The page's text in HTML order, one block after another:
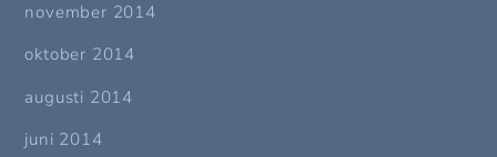
november 2014
oktober 2014
augusti 2014
juni 2014